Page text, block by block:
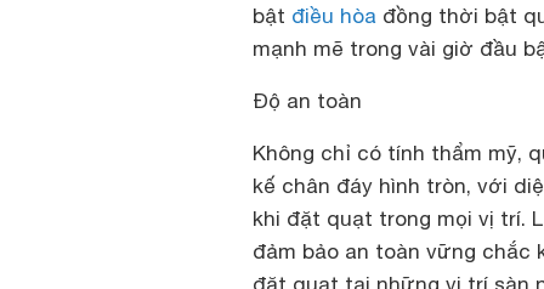
bật điều hòa đồng thời bật
mạnh mẽ trong vài giờ đầu
Độ an toàn
Không chỉ có tính thẩm mỹ,
kế chân đáy hình tròn, với
khi đặt quạt trong mọi vị trí.
đảm bảo an toàn vững chắc
đặt quạt tại những vị trí sàn